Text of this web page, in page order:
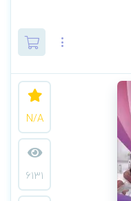
N/A
6131